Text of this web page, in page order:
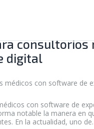
consultorios
digital
con software de
notable la manera en
En la actualidad, uno